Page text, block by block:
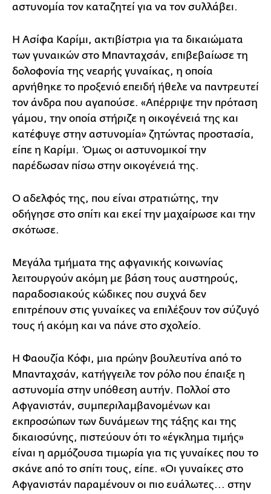
αστυνομία τον καταζητεί για να τον συλλάβει.
Η Ασίφα Καρίμι, ακτιβίστρια για τα δικαιώματα
των γυναικών στο Μπανταχσάν, επιβεβαίωσε τη
δολοφονία της νεαρής γυναίκας, η οποία
αρνήθηκε το προξενιό επειδή ήθελε να παντρευτεί
τον άνδρα που αγαπούσε. «Απέρριψε την πρόταση
γάμου, την οποία στήριζε η οικογένειά της και
κατέφυγε στην αστυνομία» ζητώντας προστασία,
είπε η Καρίμι. Όμως οι αστυνομικοί την
παρέδωσαν πίσω στην οικογένειά της.
Ο αδελφός της, που είναι στρατιώτης, την
οδήγησε στο σπίτι και εκεί την μαχαίρωσε και την
σκότωσε.
Μεγάλα τμήματα της αφγανικής κοινωνίας
λειτουργούν ακόμη με βάση τους αυστηρούς,
παραδοσιακούς κώδικες που συχνά δεν
επιτρέπουν στις γυναίκες να επιλέξουν τον σύζυγό
τους ή ακόμη και να πάνε στο σχολείο.
Η Φαουζία Κόφι, μια πρώην βουλευτίνα από το
Μπανταχσάν, κατήγγειλε τον ρόλο που έπαιξε η
αστυνομία στην υπόθεση αυτήν. Πολλοί στο
Αφγανιστάν, συμπεριλαμβανομένων και
εκπροσώπων των δυνάμεων της τάξης και της
δικαιοσύνης, πιστεύουν ότι το «έγκλημα τιμής»
είναι η αρμόζουσα τιμωρία για τις γυναίκες που το
σκάνε από το σπίτι τους, είπε. «Οι γυναίκες στο
Αφγανιστάν παραμένουν οι πιο ευάλωτες... στην